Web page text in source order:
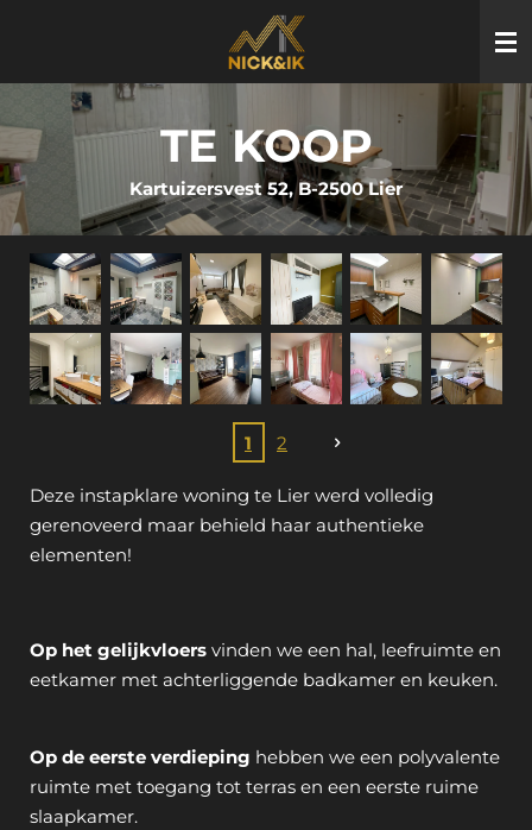
naar
hoofdinhoud
TE KOOP
Kartuizersvest 52, B-2500 Lier
1 2
Deze instapklare woning te Lier werd volledig
gerenoveerd maar behield haar authentieke
elementen!
Op het gelijkvloers vinden we een hal, leefruimte en
eetkamer met achterliggende badkamer en keuken.
Op de eerste verdieping hebben we een polyvalente
ruimte met toegang tot terras en een eerste ruime
slaapkamer.